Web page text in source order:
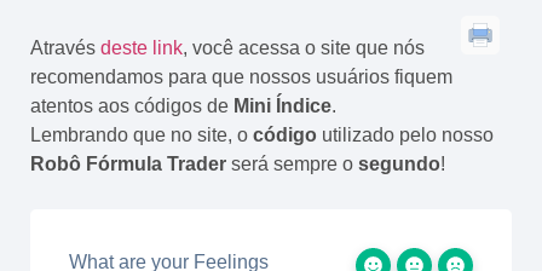
Através deste link, você acessa o site que nós
recomendamos para que nossos usuários fiquem
atentos aos códigos de Mini Índice.
Lembrando que no site, o código utilizado pelo nosso
Robô Fórmula Trader será sempre o segundo!
What are your Feelings